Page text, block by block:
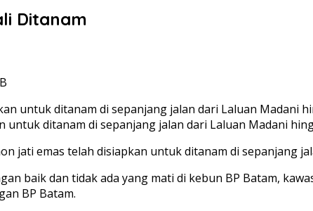
Ditanam
untuk ditanam di sepanjang jalan dari Laluan Madani
jati emas telah disiapkan untuk ditanam di sepanjang
baik dan tidak ada yang mati di kebun BP Batam,
BP Batam.